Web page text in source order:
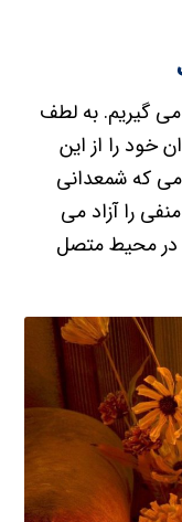
می گیریم. به لطف
خود را از این
که شمعدانی
را آزاد می
در محیط متصل